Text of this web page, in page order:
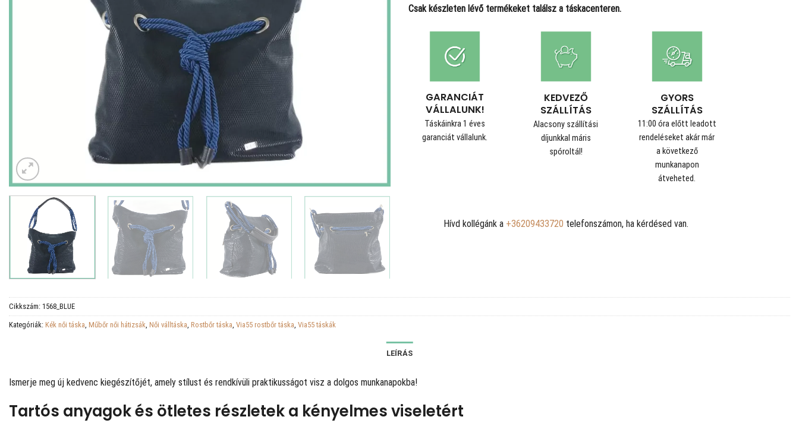
Csak készleten lévő termékeket találsz a táskacenteren.
GARANCIÁT
VÁLLALUNK!
Táskáinkra 1 éves
garanciát vállalunk.
KEDVEZŐ
SZÁLLÍTÁS
Alacsony szállítási
díjunkkal máris
spóroltál!
GYORS
SZÁLLÍTÁS
11:00 óra előtt leadott
rendeléseket akár már
a következő
munkanapon
átveheted.
Hívd kollégánk a +36209433720 telefonszámon, ha kérdésed van.
Cikkszám: 1568_BLUE
Kategóriák: Kék női táska Műbőr női hátizsák Női válltáska Rostbőr táska Via55 rostbőr táska Via55 táskák
LEÍRÁS
Ismerje meg új kedvenc kiegészítőjét, amely stílust és rendkívüli praktikusságot visz a dolgos munkanapokba!
Tartós anyagok és ötletes részletek a kényelmes viseletért